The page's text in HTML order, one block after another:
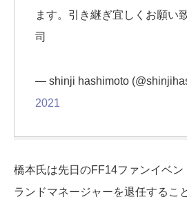
ます。引き継ぎ宜しくお願い
司
— shinji hashimoto
2021
橋本氏は先日のFF14ファンイベ
ランドマネージャーを退任するこ